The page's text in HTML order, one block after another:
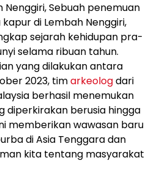
Nenggiri, Sebuah penemuan
di Lembah Nenggiri,
sejarah kehidupan pra-
selama ribuan tahun.
yang dilakukan antara
2023, timarkeologdari
berhasil menemukan
diperkirakan berusia hingga
memberikan wawasan baru
di Asia Tenggara dan
kita tentang masyarakat